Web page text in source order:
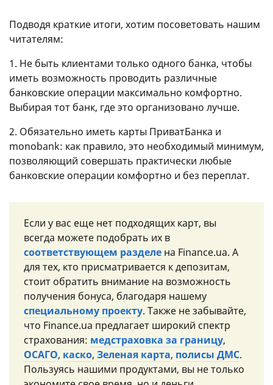
Подводя краткие итоги, хотим посоветовать нашим
читателям:
1. Не быть клиентами только одного банка, чтобы
иметь возможность проводить различные
банковские операции максимально комфортно.
Выбирая тот банк, где это организовано лучше.
2. Обязательно иметь карты ПриватБанка и
monobank: как правило, это необходимый минимум,
позволяющий совершать практически любые
банковские операции комфортно и без переплат.
Если у вас еще нет подходящих карт, вы
всегда можете подобрать их в
соответствующем разделе на Finance.ua. А
для тех, кто присматривается к депозитам,
стоит обратить внимание на возможность
получения бонуса, благодаря нашему
специальному проекту. Также не забывайте,
что Finance.ua предлагает широкий спектр
страхования: медстраховка за границу,
ОСАГО, каско, Зеленая карта, полисы ДМС.
Пользуясь нашими продуктами, вы не только